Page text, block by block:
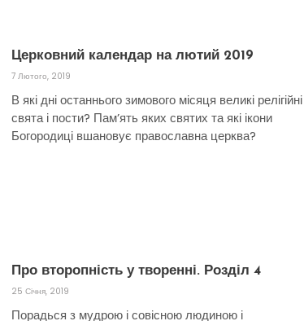
Церковний календар на лютий 2019
7 Лютого, 2019
В які дні останнього зимового місяця великі релігійні
свята і пости? Пам’ять яких святих та які ікони
Богородиці вшановує православна церква?
Про второпність у творенні. Розділ 4
25 Січня, 2019
Порадься з мудрою і совісною людиною і